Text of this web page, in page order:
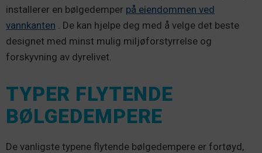
installerer en bølgedemper på eiendommen ved
vannkanten . De kan hjelpe deg med å velge det beste
designet med minst mulig miljøforstyrrelse og
forskyvning av dyrelivet.
TYPER FLYTENDE
BØLGEDEMPERE
De vanligste typene flytende bølgedempere er fortøyd,